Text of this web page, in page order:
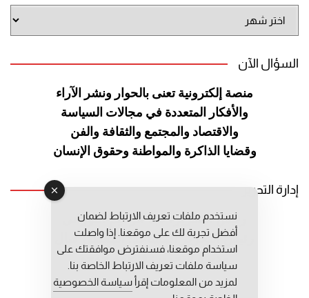
الموقع
السؤال الآن
منصة إلكترونية تعنى بالحوار ونشر الآراء
والأفكار المتعددة في مجالات السياسة
والاقتصاد والمجتمع والثقافة والفن
وقضايا الذاكرة والمواطنة وحقوق الإنسان
إدارة التحرير
رئيس التحرير: عبد الرحيم التوراني
رئيس التحرير المساعد: المعطي قبال
مديرة التحرير: فاطمة حوحو
نستخدم ملفات تعريف الارتباط لضمان
أفضل تجربة لك على موقعنا. إذا واصلت
استخدام موقعنا، فسنفترض موافقتك على
سياسة ملفات تعريف الارتباط الخاصة بنا.
لمزيد من المعلومات إقرأ سياسة الخصوصية